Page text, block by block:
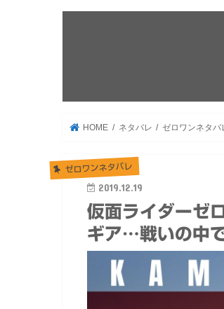
HOME ネタバレ ゼロワンネタバ
ゼロワンネタバレ
2019.12.19
仮面ライダーゼ
ギア…戦いの中